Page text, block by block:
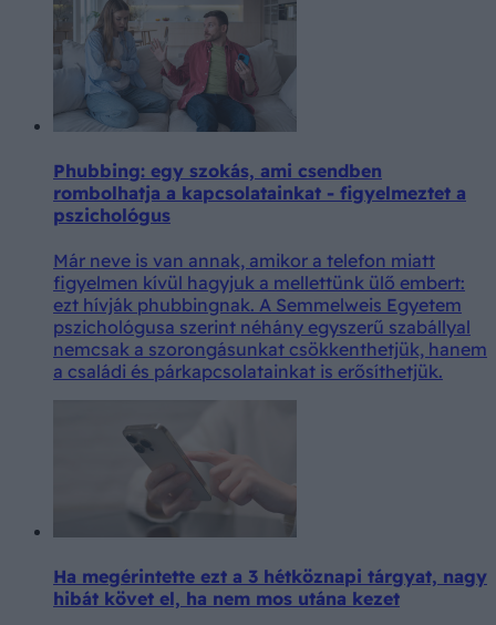
Phubbing: egy szokás, ami csendben
rombolhatja a kapcsolatainkat - figyelmeztet a
pszichológus
Már neve is van annak, amikor a telefon miatt
figyelmen kívül hagyjuk a mellettünk ülő embert:
ezt hívják phubbingnak. A Semmelweis Egyetem
pszichológusa szerint néhány egyszerű szabállyal
nemcsak a szorongásunkat csökkenthetjük, hanem
a családi és párkapcsolatainkat is erősíthetjük.
Ha megérintette ezt a 3 hétköznapi tárgyat, nagy
hibát követ el, ha nem mos utána kezet